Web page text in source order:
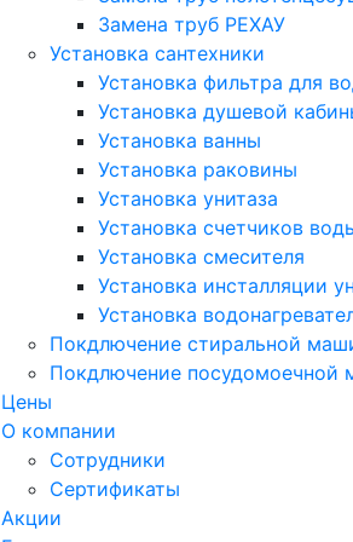
Замена труб РЕХАУ
Установка сантехники
Установка фильтра для
Установка душевой
Установка ванны
Установка раковины
Установка унитаза
Установка счетчиков
Установка смесителя
Установка инсталляции
Установка
Покдлючение стиральной
Покдлючение посудомоечной
Цены
О компании
Сотрудники
Сертификаты
Акции